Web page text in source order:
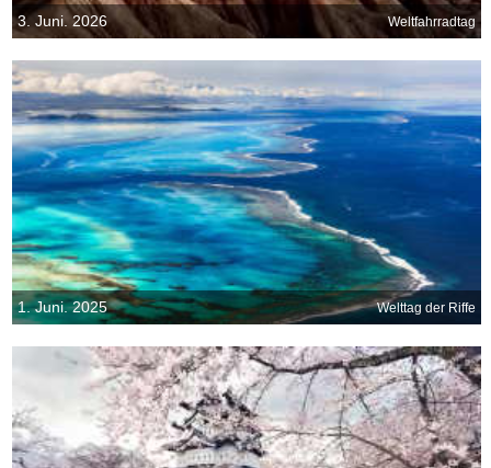
3. Juni. 2026 Weltfahrradtag
1. Juni. 2025 Welttag der Riffe